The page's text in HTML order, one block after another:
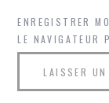
ENREGISTRER
LE NAVIGATEUR